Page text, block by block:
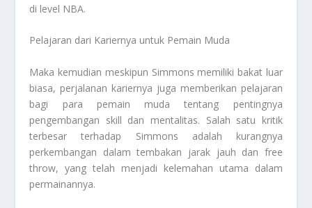
di level NBA.
Pelajaran dari Kariernya untuk Pemain Muda
Maka kemudian meskipun Simmons memiliki bakat luar
biasa, perjalanan kariernya juga memberikan pelajaran
bagi para pemain muda tentang pentingnya
pengembangan skill dan mentalitas. Salah satu kritik
terbesar terhadap Simmons adalah kurangnya
perkembangan dalam tembakan jarak jauh dan free
throw, yang telah menjadi kelemahan utama dalam
permainannya.